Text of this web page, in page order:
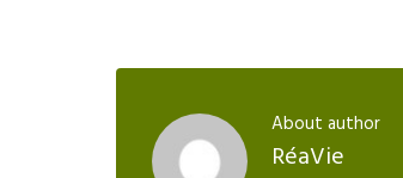
About author
RéaVie